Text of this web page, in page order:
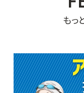
もっ